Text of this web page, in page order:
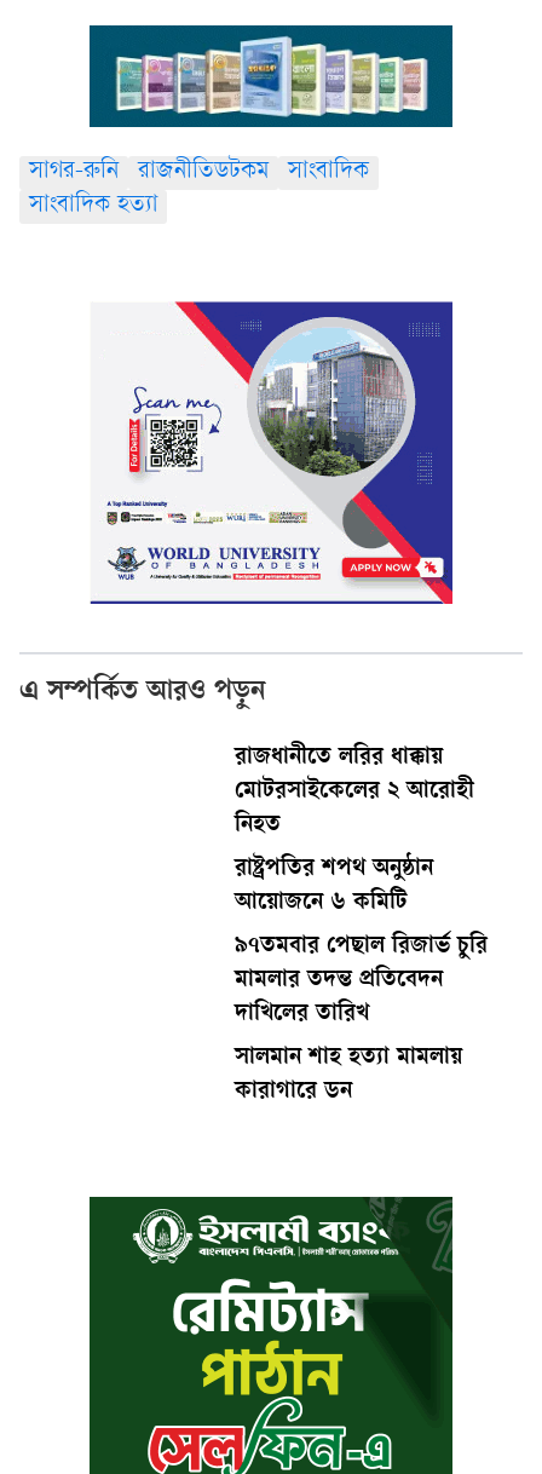
সাগর-রুনি রাজনীতিডটকম
সাংবাদিক
সাংবাদিক হত্যা
এ সম্পর্কিত আরও পড়ুন
রাজধানীতে লরির ধাক্কায়
মোটরসাইকেলের ২ আরোহী
নিহত
রাষ্ট্রপতির শপথ অনুষ্ঠান
আয়োজনে ৬ কমিটি
৯৭তমবার পেছাল রিজার্ভ চুরি
মামলার তদন্ত প্রতিবেদন
দাখিলের তারিখ
সালমান শাহ হত্যা মামলায়
কারাগারে ডন